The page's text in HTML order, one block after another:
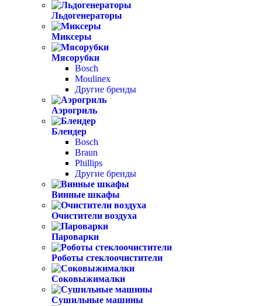
Льдогенераторы
Миксеры
Мясорубки
Bosch
Moulinex
Другие бренды
Аэрогриль
Блендер
Bosch
Braun
Phillips
Другие бренды
Винные шкафы
Очистители воздуха
Пароварки
Роботы стеклоочистители
Соковыжималки
Сушильные машины